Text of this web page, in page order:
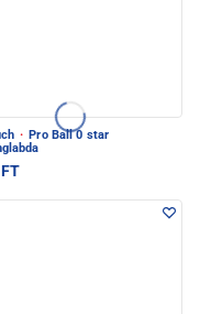
· Pro Ball 0 star